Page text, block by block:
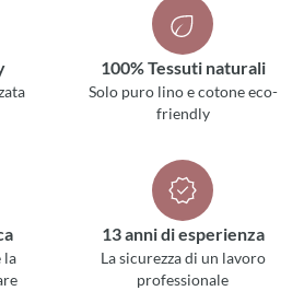
100% Tessuti naturali
Solo puro lino e cotone eco-
friendly
la
13 anni di esperienza
La sicurezza di un lavoro
professionale